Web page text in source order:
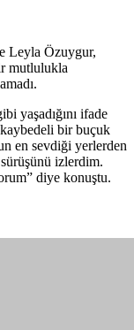
Leyla Özuygur,
mutlulukla
yaşadığını ifade
bir buçuk
en sevdiği yerlerden
izlerdim.
diye konuştu.